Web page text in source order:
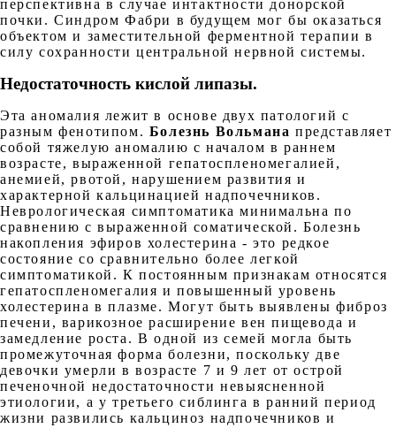
перспективна в случае интактности донорской
почки. Синдром Фабри в будущем мог бы оказаться
объектом и заместительной ферментной терапии в
силу сохранности центральной нервной системы.
Недостаточность кислой липазы.
Эта аномалия лежит в основе двух патологий с
разным фенотипом. Болезнь Вольмана представляет
собой тяжелую аномалию с началом в раннем
возрасте, выраженной гепатоспленомегалией,
анемией, рвотой, нарушением развития и
характерной кальцинацией надпочечников.
Неврологическая симптоматика минимальна по
сравнению с выраженной соматической. Болезнь
накопления эфиров холестерина - это редкое
состояние со сравнительно более легкой
симптоматикой. К постоянным признакам относятся
гепатоспленомегалия и повышенный уровень
холестерина в плазме. Могут быть выявлены фиброз
печени, варикозное расширение вен пищевода и
замедление роста. В одной из семей могла быть
промежуточная форма болезни, поскольку две
девочки умерли в возрасте 7 и 9 лет от острой
печеночной недостаточности невыясненной
этиологии, а у третьего сиблинга в ранний период
жизни развились кальциноз надпочечников и